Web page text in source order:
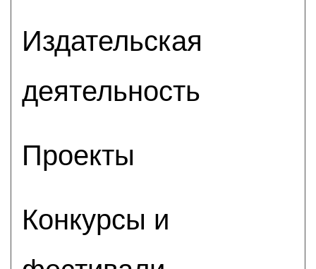
Издательская
деятельность
Проекты
Конкурсы и